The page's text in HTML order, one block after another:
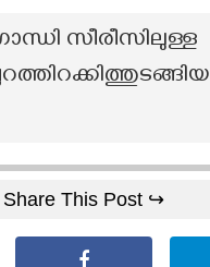
സീരീസിലുള്ള
Share This Post ↪